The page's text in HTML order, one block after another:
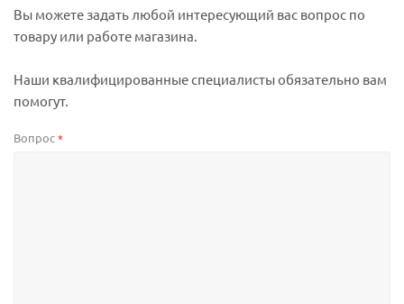
Вы можете задать любой интересующий вас вопрос по
товару или работе магазина.
Наши квалифицированные специалисты обязательно вам
помогут.
Вопрос*